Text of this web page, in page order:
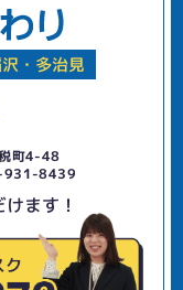
・多治見
町4-48
931-8439
ます！